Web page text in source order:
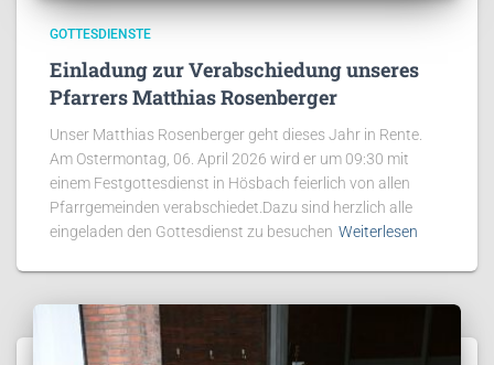
GOTTESDIENSTE
Einladung zur Verabschiedung unseres
Pfarrers Matthias Rosenberger
Unser Matthias Rosenberger geht dieses Jahr in Rente.
Am Ostermontag, 06. April 2026 wird er um 09:30 mit
einem Festgottesdienst in Hösbach feierlich von allen
Pfarrgemeinden verabschiedet.Dazu sind herzlich alle
eingeladen den Gottesdienst zu besuchen Weiterlesen